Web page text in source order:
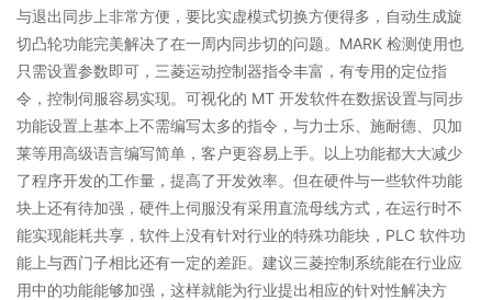
与退出同步上非常方便，要比实虚模式切换方便得多，自动生成旋
切凸轮功能完美解决了在一周内同步切的问题。MARK 检测使用也
只需设置参数即可，三菱运动控制器指令丰富，有专用的定位指
令，控制伺服容易实现。可视化的 MT 开发软件在数据设置与同步
功能设置上基本上不需编写太多的指令，与力士乐、施耐德、贝加
莱等用高级语言编写简单，客户更容易上手。以上功能都大大减少
了程序开发的工作量，提高了开发效率。但在硬件与一些软件功能
块上还有待加强，硬件上伺服没有采用直流母线方式，在运行时不
能实现能耗共享，软件上没有针对行业的特殊功能块，PLC 软件功
能上与西门子相比还有一定的差距。建议三菱控制系统能在行业应
用中的功能能够加强，这样就能为行业提出相应的针对性解决方